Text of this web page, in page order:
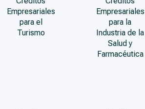
Empresariales
para el
Turismo
Empresariales
para la
Industria de la
Salud y
Farmacéutica